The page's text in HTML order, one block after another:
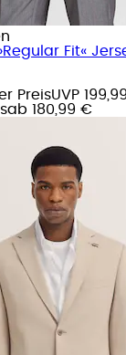
Fit«
PreisUVP
ab 180,99 €